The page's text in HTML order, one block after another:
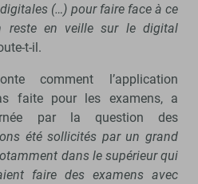
(…) pour faire face à ce
reste en veille sur le digital
t-il.
comment l’application
faite pour les examens, a
par la question des
été sollicités par un grand
dans le supérieur qui
faire des examens avec